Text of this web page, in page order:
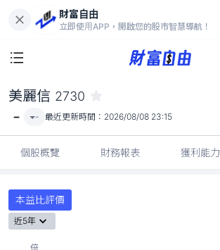
財富自由
立即使用APP，開啟您的股市智慧導航！
-
美麗信 2730
- - 最近更新時間： 2026/08/08 23:15
個股概覽 財務報表 獲利能力
本益比評價
近5年